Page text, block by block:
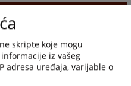
skripte koje mogu
iz vašeg
adresa uređaja, varijable o